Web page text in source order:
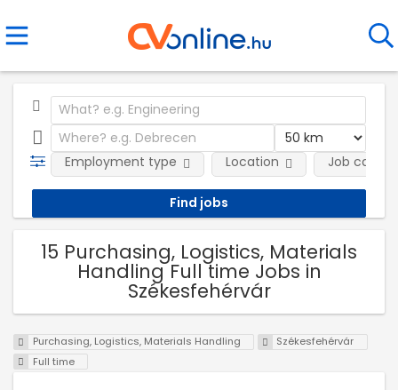
Employment type Location Job
15 Purchasing, Logistics, Materials
Handling Full time Jobs in
Székesfehérvár
Purchasing, Logistics, Materials Handling
Székesfehérvár
Full time